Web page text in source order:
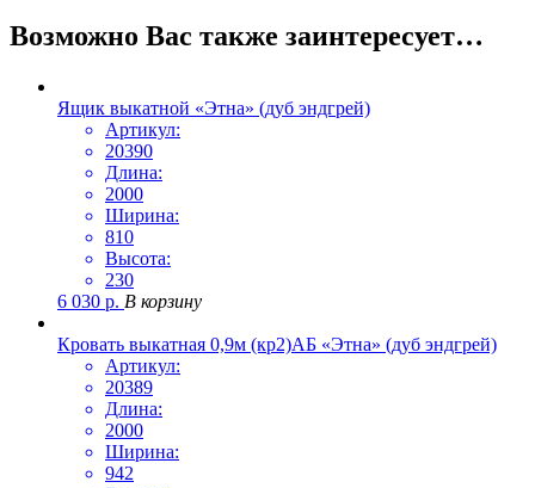
Возможно Вас также заинтересует…
Ящик выкатной «Этна» (дуб эндгрей)
Артикул:
20390
Длина:
2000
Ширина:
810
Высота:
230
6 030 р. В корзину
Кровать выкатная 0,9м (кр2)АБ «Этна» (дуб эндгрей)
Артикул:
20389
Длина:
2000
Ширина:
942